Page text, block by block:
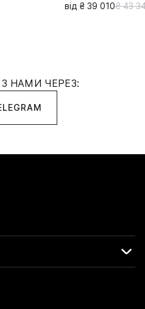
від ₴ 39 010₴ 43
НАМИ ЧЕРЕЗ: